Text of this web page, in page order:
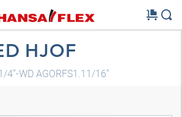
HJOF
4"-WD AGORFS1.11/16"